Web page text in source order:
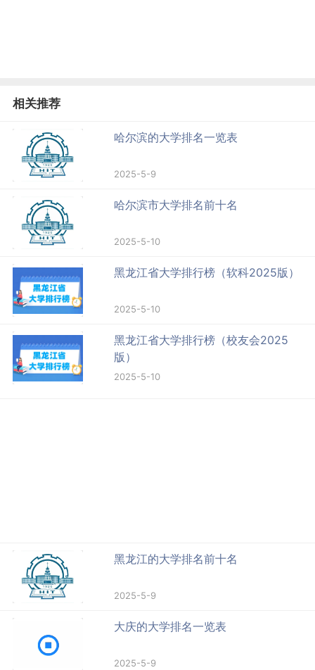
相关推荐
哈尔滨的大学排名一览表
2025-5-9
哈尔滨市大学排名前十名
2025-5-10
黑龙江省大学排行榜（软科2025版）
2025-5-10
黑龙江省大学排行榜（校友会2025
版）
2025-5-10
黑龙江的大学排名前十名
2025-5-9
大庆的大学排名一览表
2025-5-9